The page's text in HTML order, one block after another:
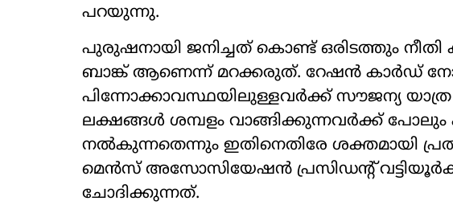
പറയുന്നു.
പുരുഷനായി ജനിച്ചത് കൊണ്ട് ഒരിടത്തും നീതി
ബാങ്ക് ആണെന്ന് മറക്കരുത്. റേഷൻ കാര്‍ഡ്
പിന്നോക്കാവസ്ഥയിലുള്ളവർക്ക് സൗജന്യ യാത്ര
ലക്ഷങ്ങൾ ശമ്പളം വാങ്ങിക്കുന്നവർക്ക്
നൽകുന്നതെന്നും ഇതിനെതിരേ ശക്തമായി
മെന്‍സ് അസോസിയേഷന്‍ പ്രസിഡന്‍റ്
ചോദിക്കുന്നത്.